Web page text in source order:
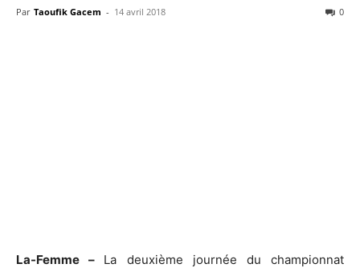
Par Taoufik Gacem - 14 avril 2018 0
La-Femme – La deuxième journée du championnat